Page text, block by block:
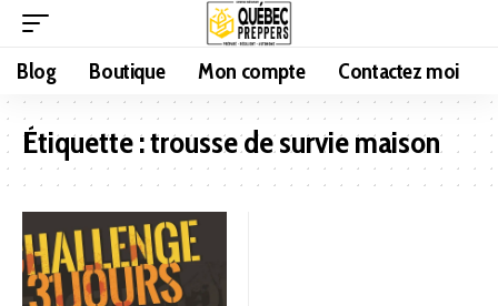
Blog Boutique Mon compte Contactez moi
Étiquette :trousse de survie maison